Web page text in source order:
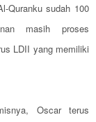
Quranku sudah 100
masih proses
LDII yang memiliki
Oscar terus